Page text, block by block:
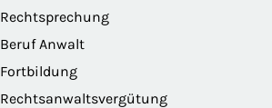
Rechtsprechung
Beruf Anwalt
Fortbildung
Rechtsanwaltsvergütung